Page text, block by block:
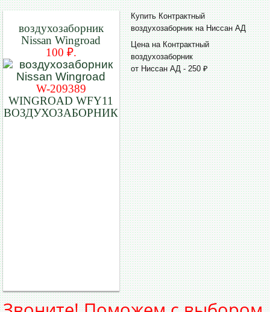
воздухозаборник
Nissan Wingroad
100 ₽.
W-209389
WINGROAD WFY11
ВОЗДУХОЗАБОРНИК
Купить Контрактный
воздухозаборник на Ниссан АД
Цена на Контрактный
воздухозаборник
от Ниссан АД - 250 ₽